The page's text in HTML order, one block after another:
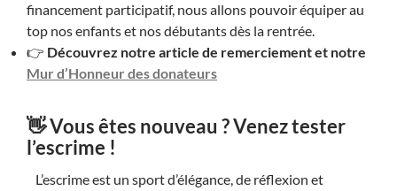
financement participatif, nous allons pouvoir équiper au
top nos enfants et nos débutants dès la rentrée.
👉 Découvrez notre article de remerciement et notre
Mur d’Honneur des donateurs
👋 Vous êtes nouveau ? Venez tester
l’escrime !
L’escrime est un sport d’élégance, de réflexion et